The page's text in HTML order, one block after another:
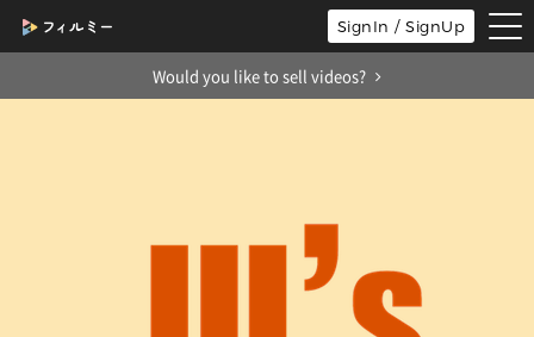
SignIn / SignUp
Would you like to sell videos?